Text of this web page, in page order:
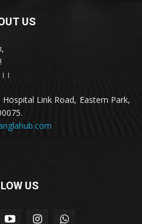
US
Link Road, Eastern Park,
US